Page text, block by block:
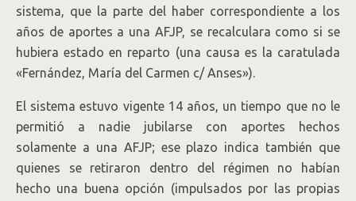
sistema, que la parte del haber correspondiente a los
años de aportes a una AFJP, se recalculara como si se
hubiera estado en reparto (una causa es la caratulada
«Fernández, María del Carmen c/ Anses»).
El sistema estuvo vigente 14 años, un tiempo que no le
permitió a nadie jubilarse con aportes hechos
solamente a una AFJP; ese plazo indica también que
quienes se retiraron dentro del régimen no habían
hecho una buena opción (impulsados por las propias